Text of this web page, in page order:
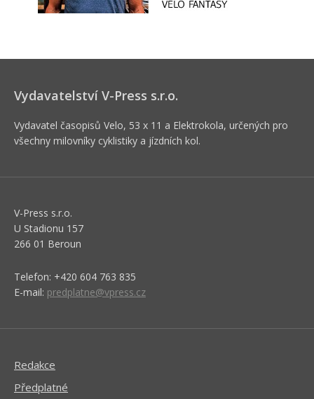
Vydavatelství V-Press s.r.o.
Vydavatel časopisů Velo, 53 x 11 a Elektrokola, určených pro
všechny milovníky cyklistiky a jízdních kol.
V-Press s.r.o.
U Stadionu 157
266 01 Beroun
Telefon: +420 604 763 835
E-mail: predplatne@vpress.cz
Redakce
Předplatné